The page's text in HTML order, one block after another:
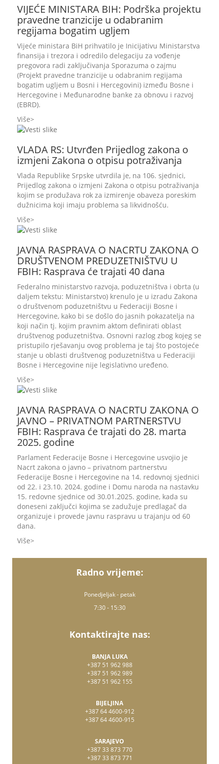
VIJEĆE MINISTARA BIH: Podrška projektu
pravedne tranzicije u odabranim
regijama bogatim ugljem
Vijeće ministara BiH prihvatilo je Inicijativu Ministarstva
finansija i trezora i odredilo delegaciju za vođenje
pregovora radi zaključivanja Sporazuma o zajmu
(Projekt pravedne tranzicije u odabranim regijama
bogatim ugljem u Bosni i Hercegovini) između Bosne i
Hercegovine i Međunarodne banke za obnovu i razvoj
(EBRD).
Više
VLADA RS: Utvrđen Prijedlog zakona o
izmjeni Zakona o otpisu potraživanja
Vlada Republike Srpske utvrdila je, na 106. sjednici,
Prijedlog zakona o izmjeni Zakona o otpisu potraživanja
kojim se produžava rok za izmirenje obaveza poreskim
dužnicima koji imaju problema sa likvidnošću.
Više
JAVNA RASPRAVA O NACRTU ZAKONA O
DRUŠTVENOM PREDUZETNIŠTVU U
FBIH: Rasprava će trajati 40 dana
Federalno ministarstvo razvoja, poduzetništva i obrta (u
daljem tekstu: Ministarstvo) krenulo je u izradu Zakona
o društvenom poduzetništvu u Federaciji Bosne i
Hercegovine, kako bi se došlo do jasnih pokazatelja na
koji način tj. kojim pravnim aktom definirati oblast
društvenog poduzetništva. Osnovni razlog zbog kojeg se
pristupilo rješavanju ovog problema je taj što postojeće
stanje u oblasti društvenog poduzetništva u Federaciji
Bosne i Hercegovine nije legislativno uređeno.
Više
JAVNA RASPRAVA O NACRTU ZAKONA O
JAVNO – PRIVATNOM PARTNERSTVU
FBIH: Rasprava će trajati do 28. marta
2025. godine
Parlament Federacije Bosne i Hercegovine usvojio je
Nacrt zakona o javno – privatnom partnerstvu
Federacije Bosne i Hercegovine na 14. redovnoj sjednici
od 22. i 23.10. 2024. godine i Domu naroda na nastavku
15. redovne sjednice od 30.01.2025. godine, kada su
doneseni zaključci kojima se zadužuje predlagač da
organizuje i provede javnu raspravu u trajanju od 60
dana.
Više
Radno vrijeme:
Ponedjeljak - petak
7:30 - 15:30
Kontaktirajte nas:
BANJA LUKA
+387 51 962 988
+387 51 962 989
+387 51 962 155
BIJELJINA
+387 64 4600-912
+387 64 4600-915
SARAJEVO
+387 33 873 770
+387 33 873 771